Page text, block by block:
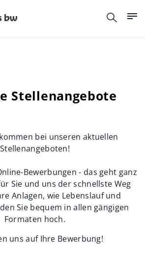
Stellenangebote
bei unseren aktuellen
Stellenangeboten!
Bewerbungen - das geht ganz
Sie und uns der schnellste Weg
Anlagen, wie Lebenslauf und
Sie bequem in allen gängigen
Formaten hoch.
uns auf Ihre Bewerbung!